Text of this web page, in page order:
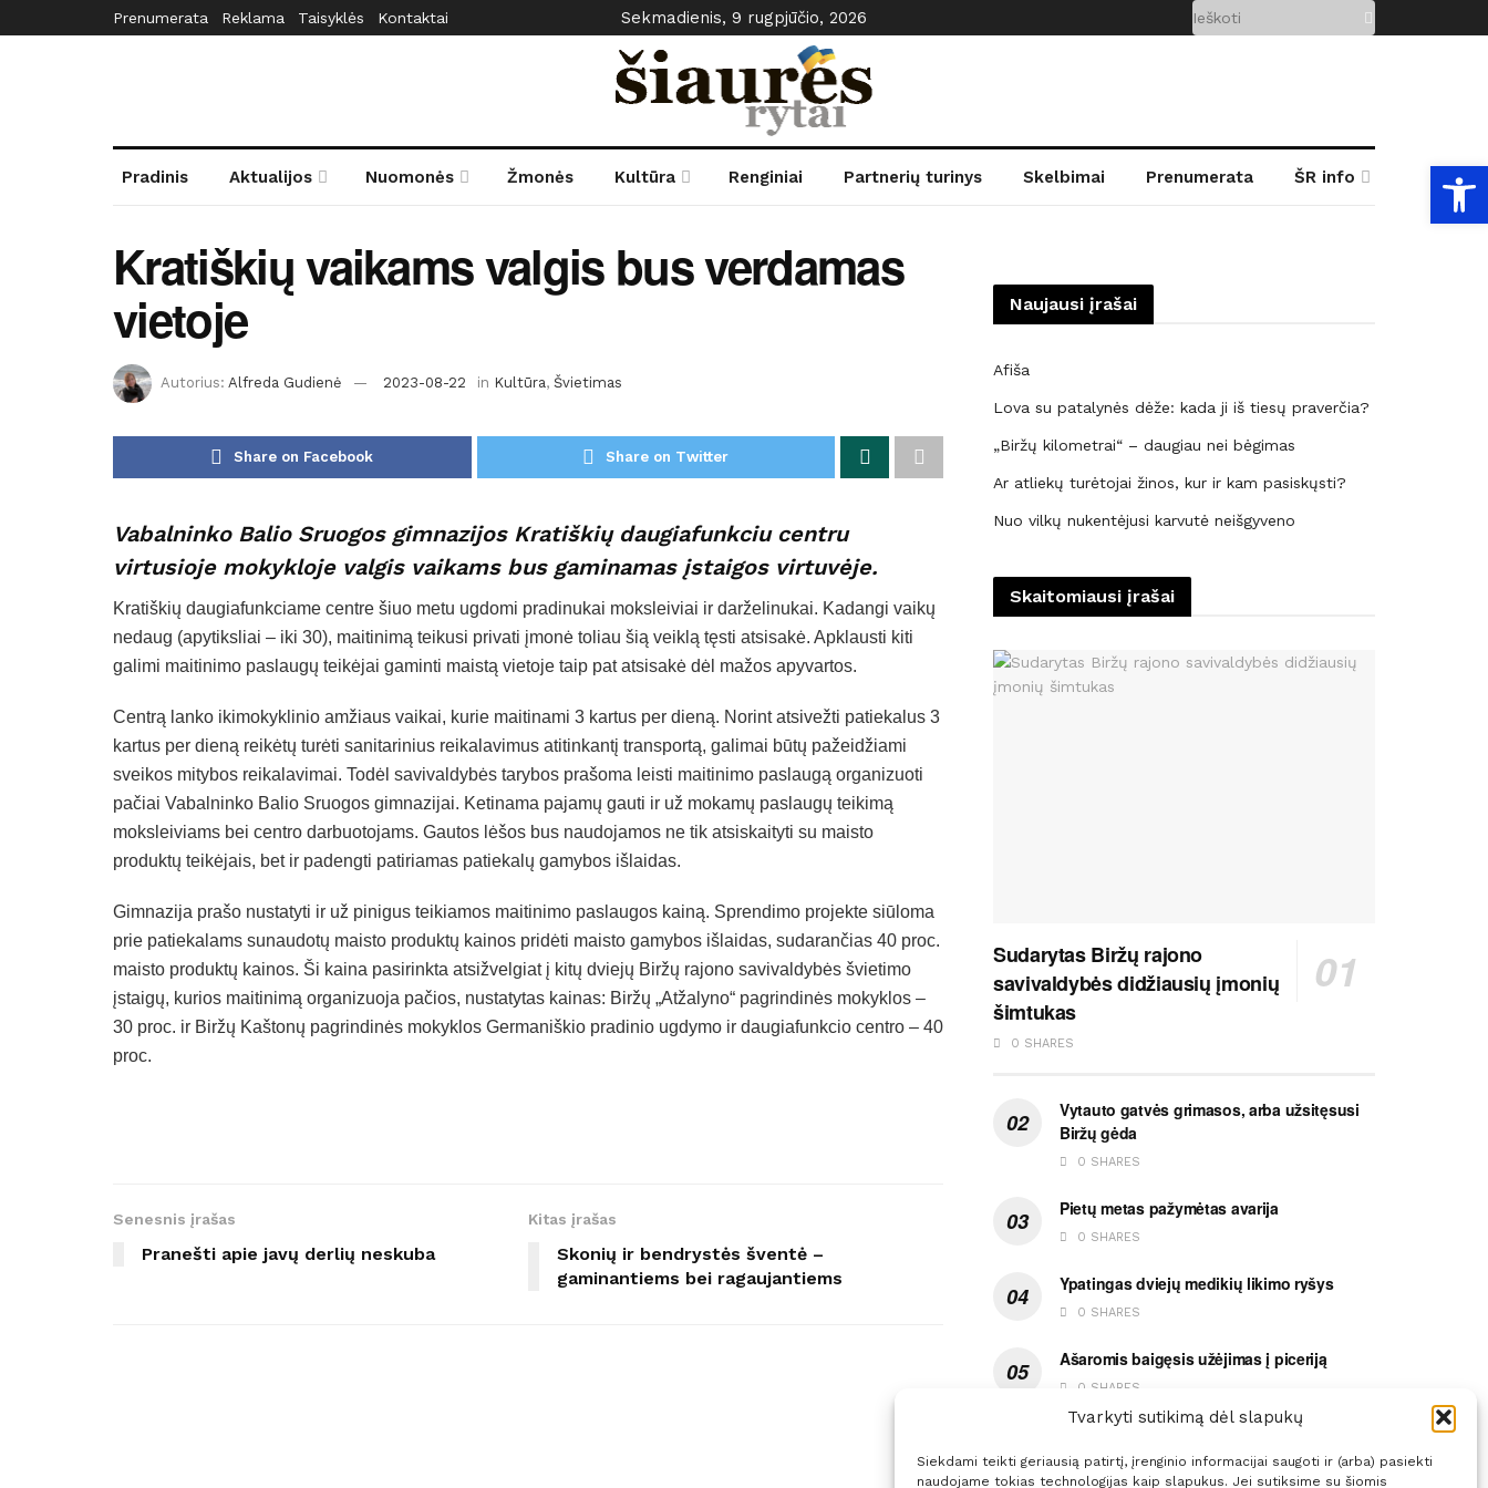
Tvarkyti sutikimą dėl slapukų
Siekdami teikti geriausią patirtį, įrenginio informacijai saugoti ir (arba) pasiekti
naudojame tokias technologijas kaip slapukus. Jei sutiksime su šiomis
Prenumerata Reklama Taisyklės Kontaktai Sekmadienis, 9 rugpjūčio, 2026
Pradinis Aktualijos Nuomonės Žmonės Kultūra Renginiai Partnerių turinys Skelbimai Prenumerata ŠR info
Kratiškių vaikams valgis bus verdamas
vietoje
Autorius: Alfreda Gudienė 2023-08-22 in Kultūra, Švietimas
Share on Facebook Share on Twitter
Vabalninko Balio Sruogos gimnazijos Kratiškių daugiafunkciu centru
virtusioje mokykloje valgis vaikams bus gaminamas įstaigos virtuvėje.
Kratiškių daugiafunkciame centre šiuo metu ugdomi pradinukai moksleiviai ir darželinukai. Kadangi vaikų
nedaug (apytiksliai – iki 30), maitinimą teikusi privati įmonė toliau šią veiklą tęsti atsisakė. Apklausti kiti
galimi maitinimo paslaugų teikėjai gaminti maistą vietoje taip pat atsisakė dėl mažos apyvartos.
Centrą lanko ikimokyklinio amžiaus vaikai, kurie maitinami 3 kartus per dieną. Norint atsivežti patiekalus 3
kartus per dieną reikėtų turėti sanitarinius reikalavimus atitinkantį transportą, galimai būtų pažeidžiami
sveikos mitybos reikalavimai. Todėl savivaldybės tarybos prašoma leisti maitinimo paslaugą organizuoti
pačiai Vabalninko Balio Sruogos gimnazijai. Ketinama pajamų gauti ir už mokamų paslaugų teikimą
moksleiviams bei centro darbuotojams. Gautos lėšos bus naudojamos ne tik atsiskaityti su maisto
produktų teikėjais, bet ir padengti patiriamas patiekalų gamybos išlaidas.
Gimnazija prašo nustatyti ir už pinigus teikiamos maitinimo paslaugos kainą. Sprendimo projekte siūloma
prie patiekalams sunaudotų maisto produktų kainos pridėti maisto gamybos išlaidas, sudarančias 40 proc.
maisto produktų kainos. Ši kaina pasirinkta atsižvelgiat į kitų dviejų Biržų rajono savivaldybės švietimo
įstaigų, kurios maitinimą organizuoja pačios, nustatytas kainas: Biržų „Atžalyno“ pagrindinės mokyklos –
30 proc. ir Biržų Kaštonų pagrindinės mokyklos Germaniškio pradinio ugdymo ir daugiafunkcio centro – 40
proc.
Senesnis įrašas
Pranešti apie javų derlių neskuba
Kitas įrašas
Skonių ir bendrystės šventė –
gaminantiems bei ragaujantiems
Naujausi įrašai
Afiša
Lova su patalynės dėže: kada ji iš tiesų praverčia?
„Biržų kilometrai“ – daugiau nei bėgimas
Ar atliekų turėtojai žinos, kur ir kam pasiskųsti?
Nuo vilkų nukentėjusi karvutė neišgyveno
Skaitomiausi įrašai
Sudarytas Biržų rajono
savivaldybės didžiausių įmonių
šimtukas
0 SHARES
Vytauto gatvės grimasos, arba užsitęsusi
Biržų gėda
0 SHARES
Pietų metas pažymėtas avarija
0 SHARES
Ypatingas dviejų medikių likimo ryšys
0 SHARES
Ašaromis baigęsis užėjimas į piceriją
0 SHARES